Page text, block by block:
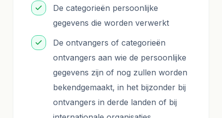
De categorieën persoonlijke
gegevens die worden verwerkt
De ontvangers of categorieën
ontvangers aan wie de persoonlijke
gegevens zijn of nog zullen worden
bekendgemaakt, in het bijzonder bij
ontvangers in derde landen of bij